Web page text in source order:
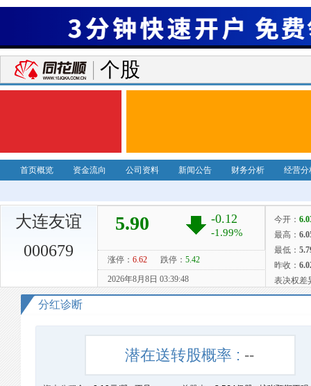
个股
首页概览 资金流向 公司资料 新闻公告 财务分析 经营分
大连友谊
000679